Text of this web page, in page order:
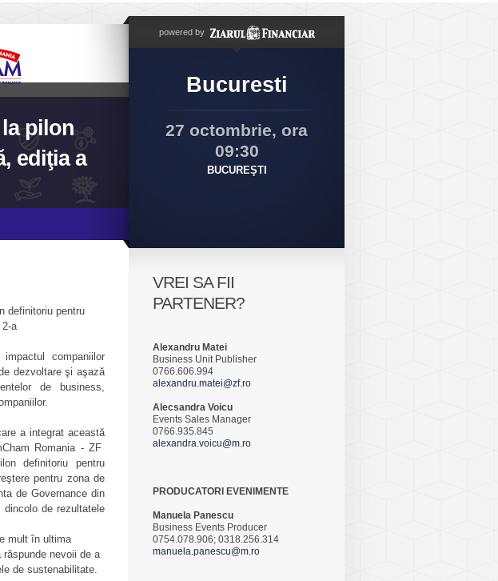
pilon
ediţia a
powered by
Bucuresti
27 octombrie, ora
09:30
BUCUREŞTI
definitoriu pentru
a
companiilor
dezvoltare şi aşază
de business,
a integrat această
Romania - ZF
definitoriu pentru
pentru zona de
de Governance din
de rezultatele
mult în ultima
nevoii de a
de sustenabilitate.
VREI SA FII
PARTENER?
Alexandru Matei
Business Unit Publisher
0766.606.994
alexandru.matei@zf.ro
Alecsandra Voicu
Events Sales Manager
0766.935.845
alexandra.voicu@m.ro
PRODUCATORI EVENIMENTE
Manuela Panescu
Business Events Producer
0754.078.906; 0318.256.314
manuela.panescu@m.ro